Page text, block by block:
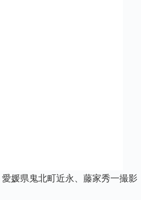
媛県鬼北町近永、藤家秀一撮影